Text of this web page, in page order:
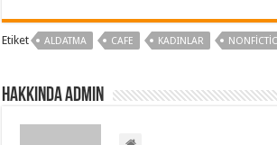
Etiket ALDATMA CAFE KADINLAR
Hakkında admin